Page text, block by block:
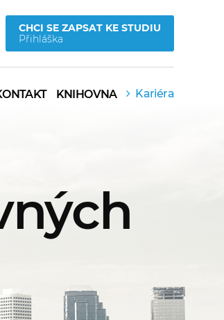
CHCI SE ZAPSAT KE STUDIU
Přihláška
KNIHOVNA Kariéra